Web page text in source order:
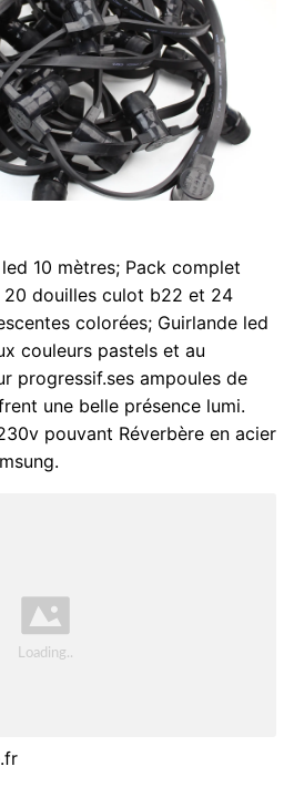
10 mètres; Pack complet
20 douilles culot b22 et 24
colorées; Guirlande led
couleurs pastels et au
progressif.ses ampoules de
une belle présence lumi.
pouvant Réverbère en acier